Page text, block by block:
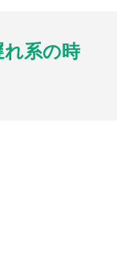
系の時